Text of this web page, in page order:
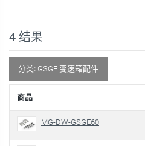
4 结果
分类: GSGE 变速箱配件
商品
MG-DW-GSGE60